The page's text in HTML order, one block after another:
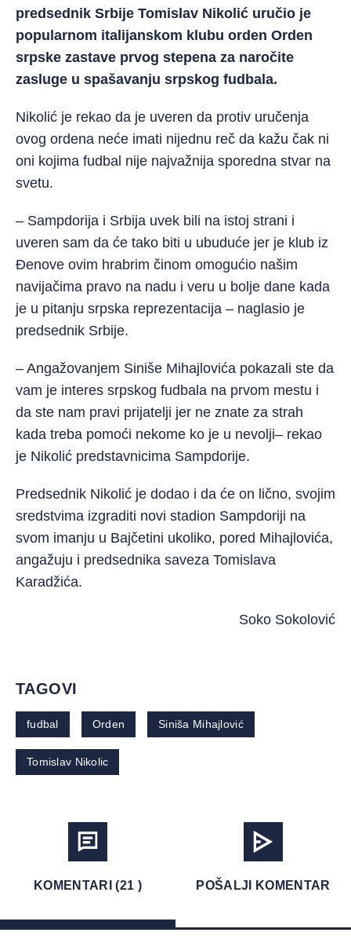
predsednik Srbije Tomislav Nikolić uručio je
popularnom italijanskom klubu orden Orden
srpske zastave prvog stepena za naročite
zasluge u spašavanju srpskog fudbala.
Nikolić je rekao da je uveren da protiv uručenja
ovog ordena neće imati nijednu reč da kažu čak ni
oni kojima fudbal nije najvažnija sporedna stvar na
svetu.
– Sampdorija i Srbija uvek bili na istoj strani i
uveren sam da će tako biti u ubuduće jer je klub iz
Đenove ovim hrabrim činom omogućio našim
navijačima pravo na nadu i veru u bolje dane kada
je u pitanju srpska reprezentacija – naglasio je
predsednik Srbije.
– Angažovanjem Siniše Mihajlovića pokazali ste da
vam je interes srpskog fudbala na prvom mestu i
da ste nam pravi prijatelji jer ne znate za strah
kada treba pomoći nekome ko je u nevolji– rekao
je Nikolić predstavnicima Sampdorije.
Predsednik Nikolić je dodao i da će on lično, svojim
sredstvima izgraditi novi stadion Sampdoriji na
svom imanju u Bajčetini ukoliko, pored Mihajlovića,
angažuju i predsednika saveza Tomislava
Karadžića.
Soko Sokolović
TAGOVI
fudbal Orden Siniša Mihajlović
Tomislav Nikolic
KOMENTARI (21 ) POŠALJI KOMENTAR